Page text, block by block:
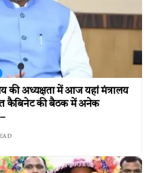
की अध्यक्षता में आज यहां मंत्रालय
कैबिनेट की बैठक में अनेक